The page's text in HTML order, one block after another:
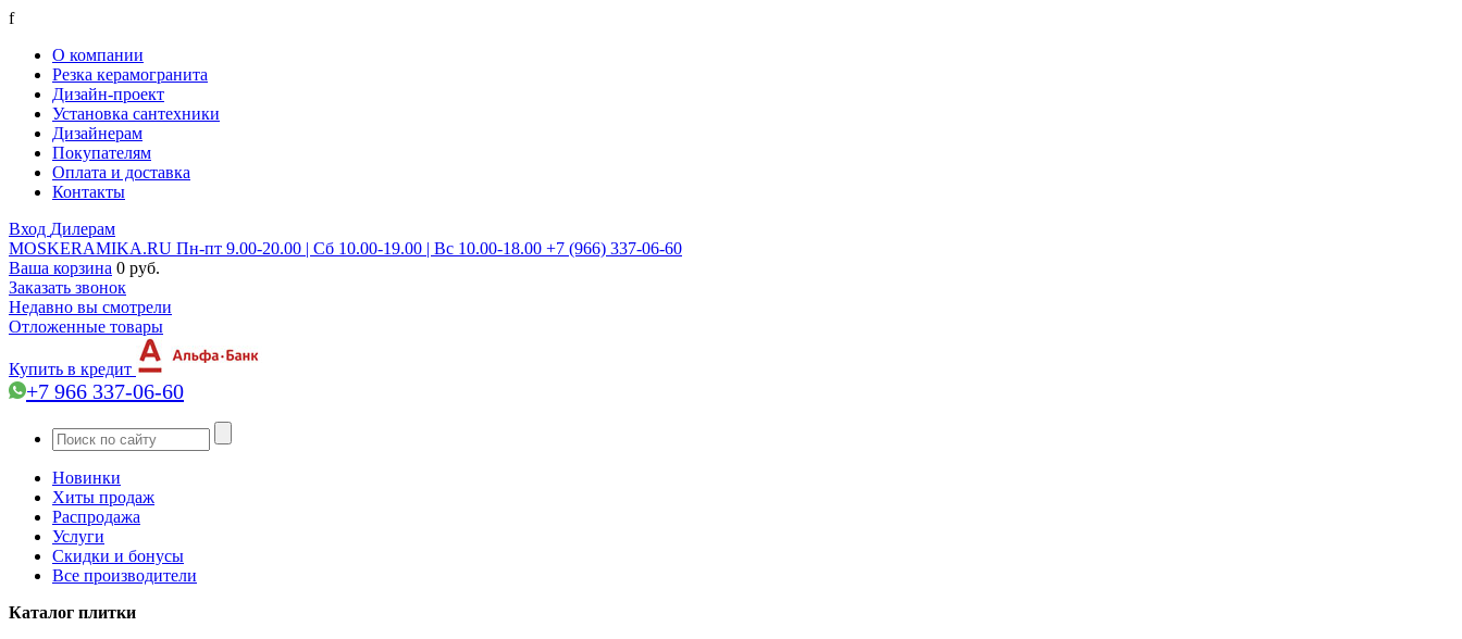
f
О компании
Резка керамогранита
Дизайн-проект
Установка сантехники
Дизайнерам
Покупателям
Оплата и доставка
Контакты
Вход Дилерам
MOSKERAMIKA.RU Пн-пт 9.00-20.00 | Сб 10.00-19.00 | Вс 10.00-18.00 +7 (966) 337-06-60
Ваша корзина 0 руб.
Заказать звонок
Недавно вы смотрели
Отложенные товары
Купить в кредит
+7 966 337-06-60
Новинки
Хиты продаж
Распродажа
Услуги
Скидки и бонусы
Все производители
Каталог плитки